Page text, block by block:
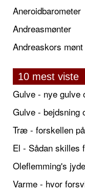
Aneroidbarometer
Andreasmønter
Andreaskors mønt
10 mest viste
Gulve - nye gulve
Gulve -
Træ - forskellen
El - Sådan skilles
Oleflemming's
Varme - hvor